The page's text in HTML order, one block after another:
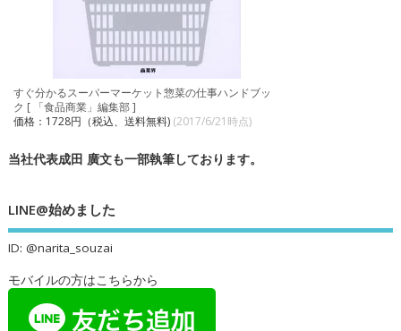
すぐ分かるスーパーマーケット惣菜の仕事ハンドブッ
ク [ 「食品商業」編集部 ]
価格：1728円（税込、送料無料) (2017/6/21時点)
当社代表成田 廣文も一部執筆しております。
LINE@始めました
ID: @narita_souzai
モバイルの方はこちらから